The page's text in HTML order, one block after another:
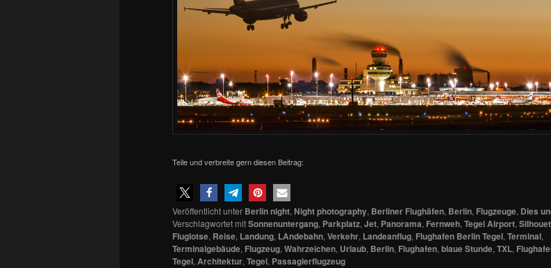
Teile und verbreite gern diesen Beitrag:
Veröffentlicht unter Berlin night, Night photography, Berliner Flughäfen, Berlin, Flugzeuge, Dies
Verschlagwortet mitSonnenuntergang, Parkplatz, Jet, Panorama, Fernweh, Tegel Airport,
Fluglotse, Reise, Landung, LAndebahn, Verkehr, Landeanflug, Flughafen Berlin Tegel, Terminal,
Terminalgebäude, Flugzeug, Wahrzeichen, Urlaub, Berlin, Flughafen, blaue Stunde, TXL,
Tegel, Architektur, Tegel, Passagierflugzeug